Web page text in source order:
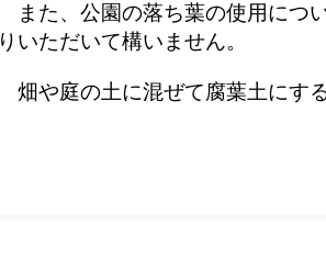
また、公園の落ち葉の使用につ
りいただいて構いません。
畑や庭の土に混ぜて腐葉土にす